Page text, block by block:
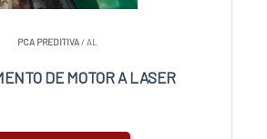
PCA PREDITIVA/ AL
DE MOTOR A LASER